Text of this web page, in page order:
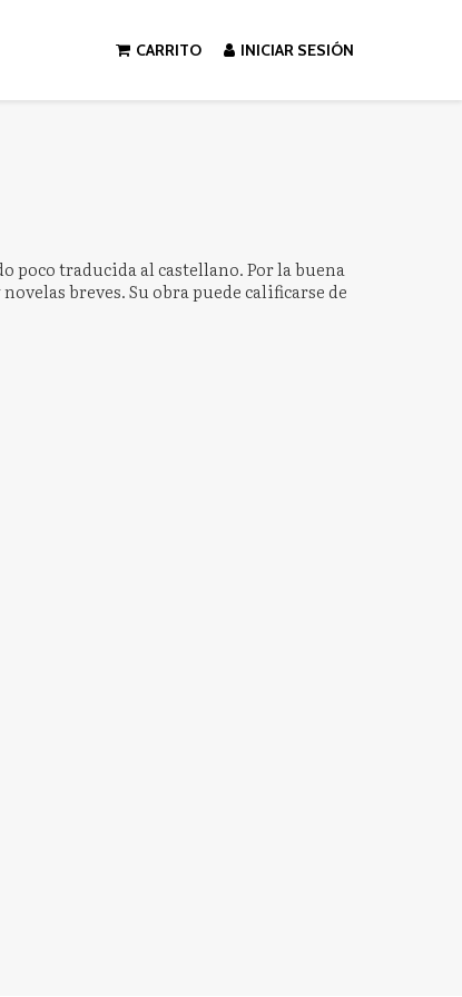
CARRITO INICIAR SESIÓN
poco traducida al castellano. Por la buena
breves. Su obra puede calificarse de